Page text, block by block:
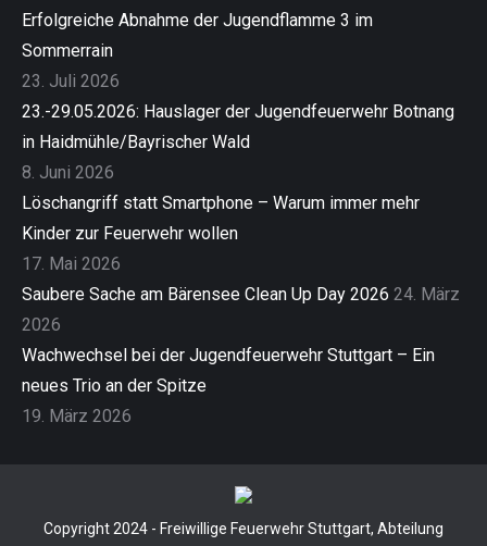
Erfolgreiche Abnahme der Jugendflamme 3 im
Sommerrain
23. Juli 2026
23.-29.05.2026: Hauslager der Jugendfeuerwehr Botnang
in Haidmühle/Bayrischer Wald
8. Juni 2026
Löschangriff statt Smartphone – Warum immer mehr
Kinder zur Feuerwehr wollen
17. Mai 2026
Saubere Sache am Bärensee Clean Up Day 2026 24. März
2026
Wachwechsel bei der Jugendfeuerwehr Stuttgart – Ein
neues Trio an der Spitze
19. März 2026
Copyright 2024 - Freiwillige Feuerwehr Stuttgart, Abteilung